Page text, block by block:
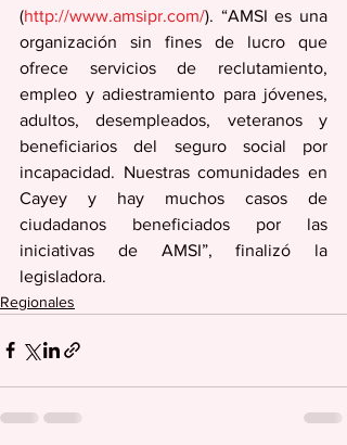
(http://www.amsipr.com/). “AMSI es una
organización sin fines de lucro que
ofrece servicios de reclutamiento,
empleo y adiestramiento para jóvenes,
adultos, desempleados, veteranos y
beneficiarios del seguro social por
incapacidad. Nuestras comunidades en
Cayey y hay muchos casos de
ciudadanos beneficiados por las
iniciativas de AMSI”, finalizó la
legisladora.
Regionales